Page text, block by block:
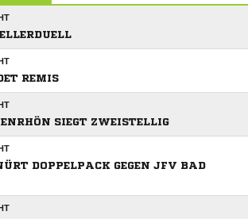
REMIS
SIEGT ZWEISTELLIG
DOPPELPACK GEGEN JFV BAD